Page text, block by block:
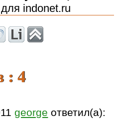
indonet.ru
: 4
george ответил(а):